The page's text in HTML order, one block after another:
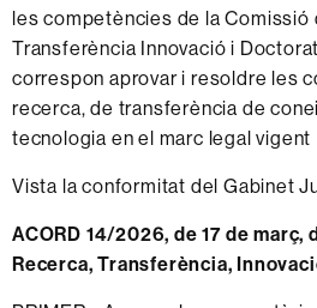
les competències de la Comissió
Transferència Innovació i
correspon aprovar i resoldre les
recerca, de transferència de
tecnologia en el marc legal vigent
Vista la conformitat del Gabinet
ACORD 14/2026, de 17 de març,
Recerca, Transferència,